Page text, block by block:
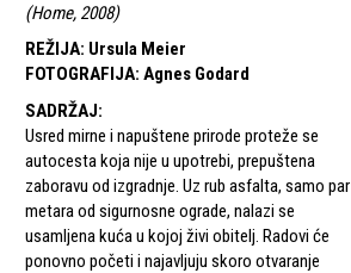
(Home, 2008)
REŽIJA: Ursula Meier
FOTOGRAFIJA: Agnes Godard
SADRŽAJ:
Usred mirne i napuštene prirode proteže se
autocesta koja nije u upotrebi, prepuštena
zaboravu od izgradnje. Uz rub asfalta, samo par
metara od sigurnosne ograde, nalazi se
usamljena kuća u kojoj živi obitelj. Radovi će
ponovno početi i najavljuju skoro otvaranje